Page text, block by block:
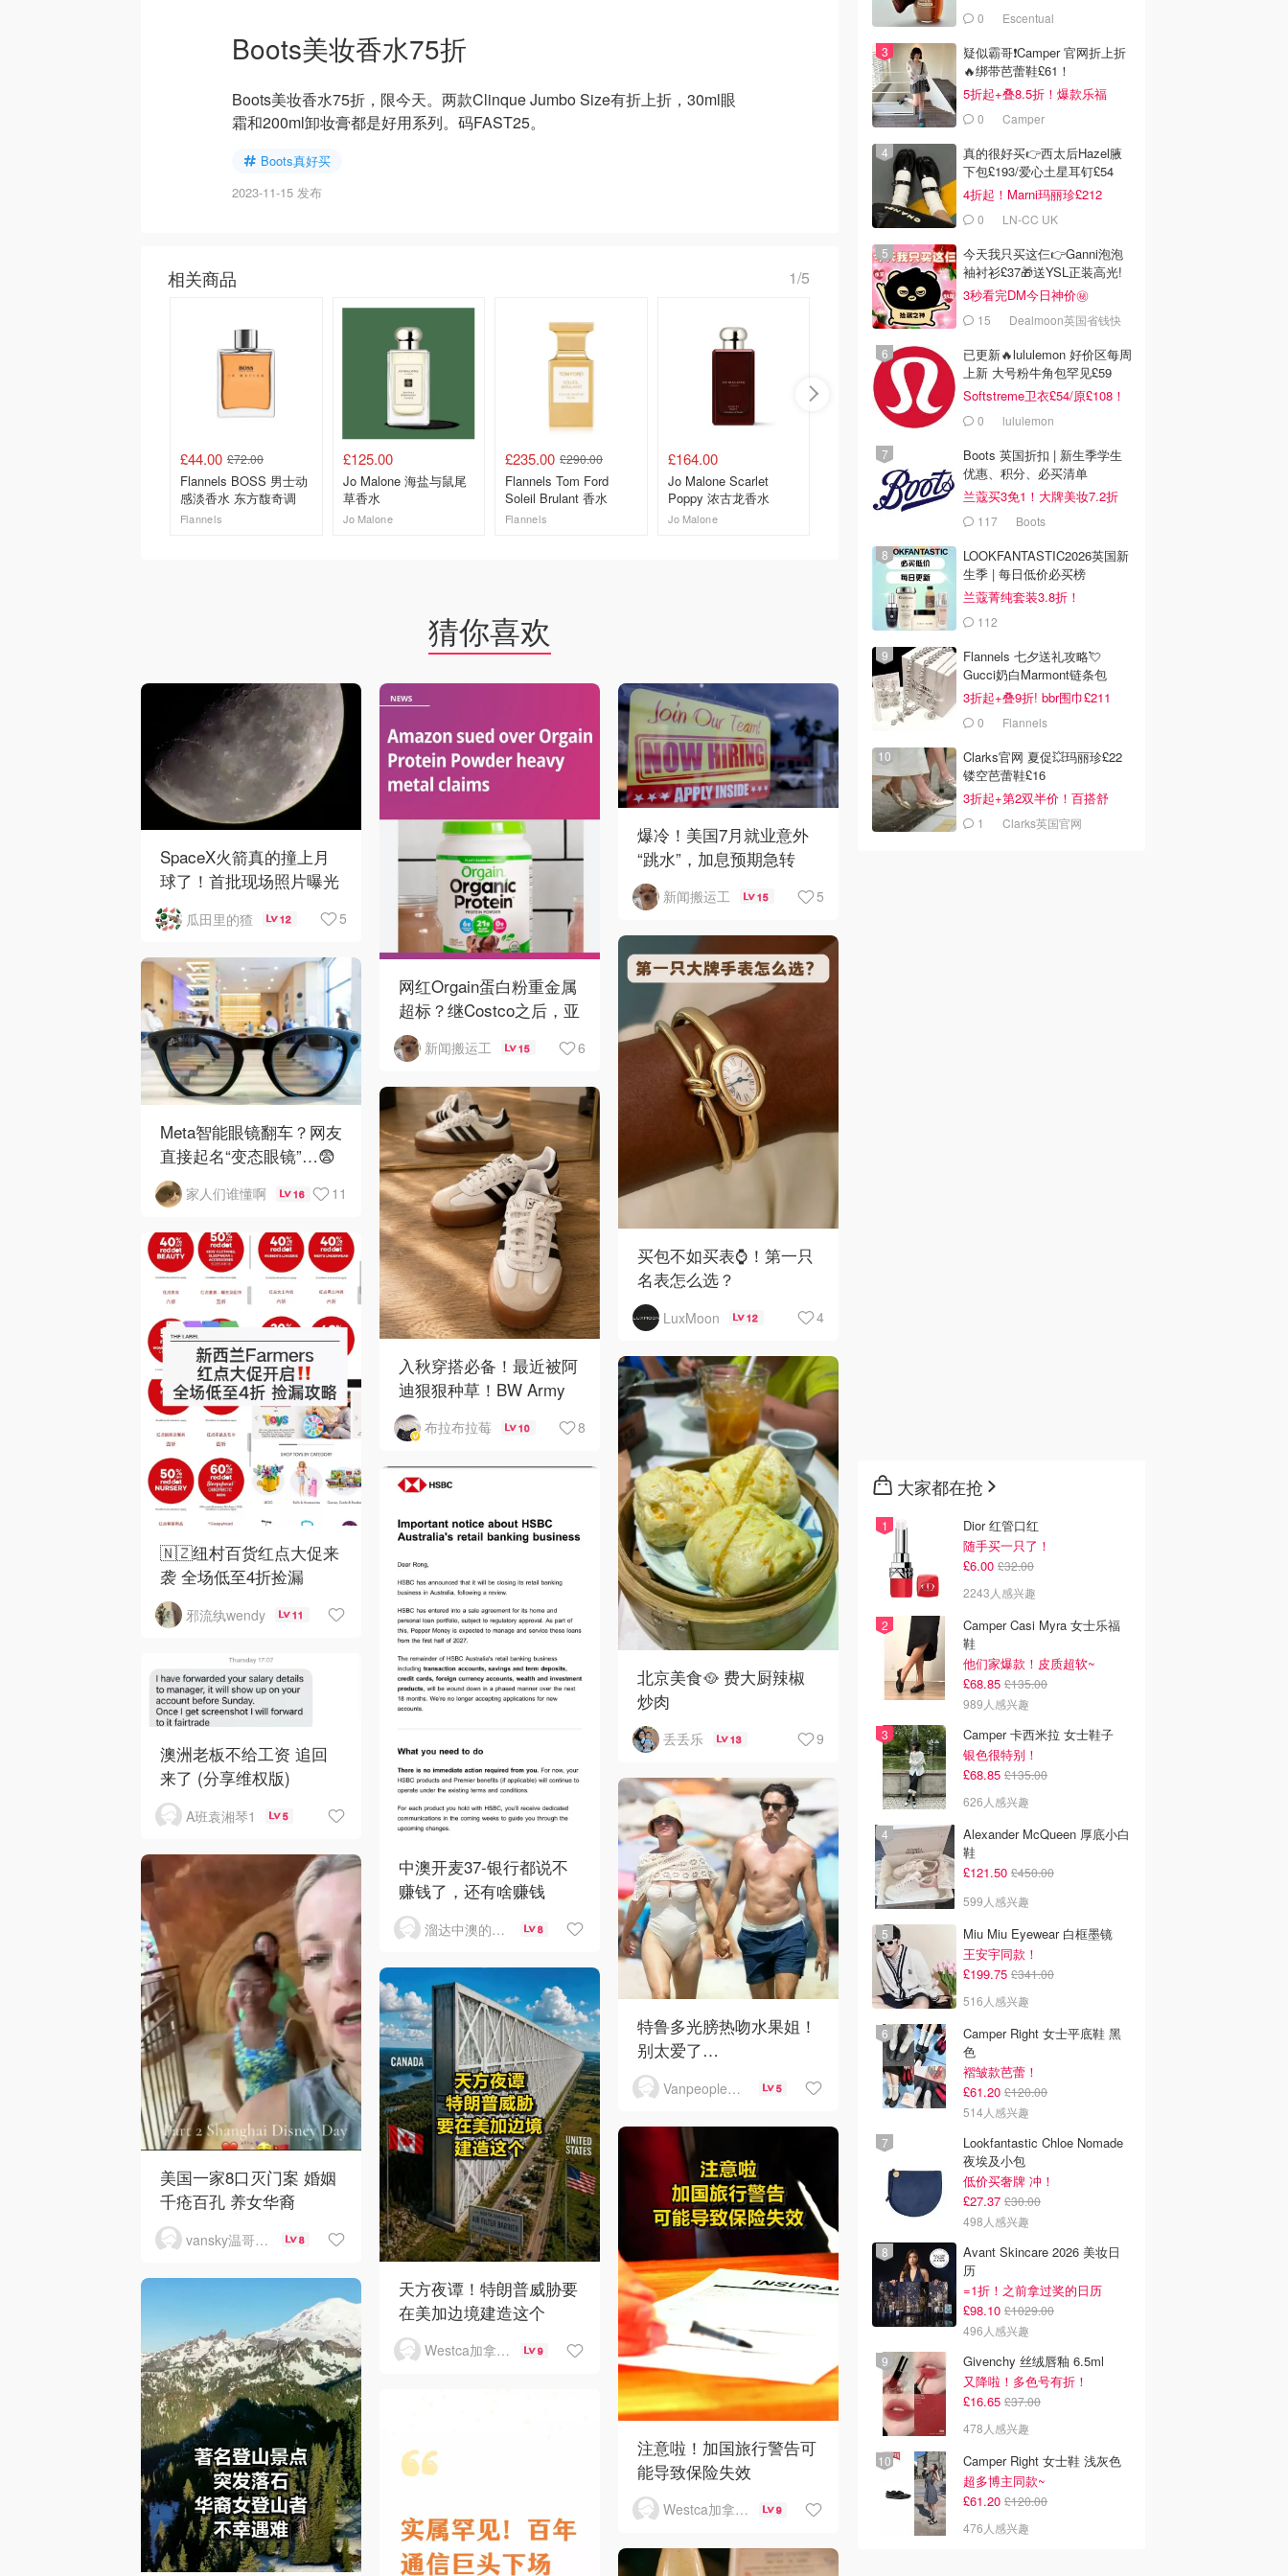
Boots美妆香水75折
Boots美妆香水75折，限今天。两款Clinque Jumbo Size有折上折，30ml眼
霜和200ml卸妆膏都是好用系列。码FAST25。
Boots真好买
2023-11-15 发布
相关商品 1/5
£44.00 £72.00
Flannels BOSS 男士动
感淡香水 东方馥奇调
Flannels
£125.00
Jo Malone 海盐与鼠尾
草香水
Jo Malone
£235.00 £290.00
Flannels Tom Ford
Soleil Brulant 香水
Flannels
£164.00
Jo Malone Scarlet
Poppy 浓古龙香水
Jo Malone
£66.00
Flannels Michael Kors
Wonderlust 浓香水 琥
£104.00
Jo Malone 鼠尾草与海
盐旅行套装
Jo Malone
猜你喜欢
SpaceX火箭真的撞上月
球了！首批现场照片曝光
瓜田里的猹 12 5
网红Orgain蛋白粉重金属
超标？继Costco之后，亚
马逊也被告了！
新闻搬运工 15 6
爆冷！美国7月就业意外
“跳水”，加息预期急转
弯！
新闻搬运工 15 5
买包不如买表⌚️！第一只
名表怎么选？
LuxMoon 12 4
Meta智能眼镜翻车？网友
直接起名“变态眼镜”…😨
家人们谁懂啊 16 11
入秋穿搭必备！最近被阿
迪狠狠种草！BW Army
和 Sambae 值得拥有！
布拉布拉莓 10 8
🇳🇿纽村百货红点大促来
袭 全场低至4折捡漏
邪流纨wendy 11
北京美食🥘 费大厨辣椒
炒肉
丢丢乐 13 9
中澳开麦37-银行都说不
赚钱了，还有啥赚钱
溜达中澳的王公子 8
澳洲老板不给工资 追回
来了 (分享维权版)
A班袁湘琴1 5
特鲁多光膀热吻水果姐！
别太爱了…
Vanpeople人在温哥华 5
美国一家8口灭门案 婚姻
千疮百孔 养女华裔
vansky温哥华天空 8
天方夜谭！特朗普威胁要
在美加边境建造这个
Westca加拿大生活 9
注意啦！加国旅行警告可
能导致保险失效
Westca加拿大生活 9
0 Escentual
疑似霸哥❗️Camper 官网折上折
🔥绑带芭蕾鞋£61！
5折起+叠8.5折！爆款乐福
£68！
0 Camper
真的很好买👉西太后Hazel腋
下包£193/爱心土星耳钉£54
4折起！Marni玛丽珍£212
0 LN-CC UK
今天我只买这仨👉Ganni泡泡
袖衬衫£37🎁送YSL正装高光!
3秒看完DM今日神价㊙️
15
Dealmoon英国省钱快
已更新🔥lululemon 好价区每周
上新 大号粉牛角包罕见£59
Softstreme卫衣£54/原£108！
0 lululemon
Boots 英国折扣 | 新生季学生
优惠、积分、必买清单
兰蔻买3免1！大牌美妆7.2折
117 Boots
LOOKFANTASTIC2026英国新
生季 | 每日低价必买榜
兰蔻菁纯套装3.8折！
112
Flannels 七夕送礼攻略💘
Gucci奶白Marmont链条包
£719
3折起+叠9折! bbr围巾£211
0 Flannels
Clarks官网 夏促💥玛丽珍£22
镂空芭蕾鞋£16
3折起+第2双半价！百搭舒
服！1 Clarks英国官网
大家都在抢
Dior 红管口红
随手买一只了！
£6.00 £32.00
2243人感兴趣
Camper Casi Myra 女士乐福
鞋
他们家爆款！皮质超软~
£68.85 £135.00
989人感兴趣
Camper 卡西米拉 女士鞋子
银色很特别！
£68.85 £135.00
626人感兴趣
Alexander McQueen 厚底小白
鞋
£121.50 £450.00
599人感兴趣
Miu Miu Eyewear 白框墨镜
王安宇同款！
£199.75 £341.00
516人感兴趣
Camper Right 女士平底鞋 黑
色
褶皱款芭蕾！
£61.20 £120.00
514人感兴趣
Lookfantastic Chloe Nomade
夜埃及小包
低价买奢牌 冲！
£27.37 £30.00
498人感兴趣
Avant Skincare 2026 美妆日
历
=1折！之前拿过奖的日历
£98.10 £1029.00
496人感兴趣
Givenchy 丝绒唇釉 6.5ml
又降啦！多色号有折！
£16.65 £37.00
478人感兴趣
Camper Right 女士鞋 浅灰色
超多博主同款~
£61.20 £120.00
476人感兴趣